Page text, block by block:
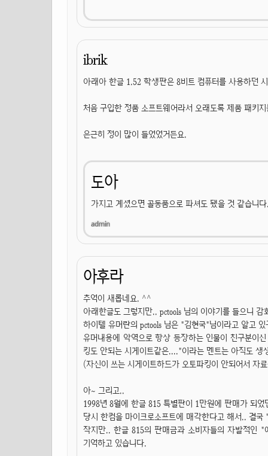
ibrik
아래아 한글 1.52 학생판은 8비트 컴퓨터를 사용하던
처음 구입한 정품 소프트웨어라서 오래도록 제품 패키
은근히 정이 많이 들었었거든요.
도아
가지고 계셨으면 골동품으로 파셔도 됐을 것 같습니
아후라
추억이 새롭네요. ^^
아래한글도 그렇지만.. pctools 님의 이야기를 들으니 감
하이텔 유머란의 pctools 님은 "김현국"님이라고 알고 있
유머내용에 악역으로 항상 등장하는 인물이 친구분이
킹도 안되는 시게이트같은...."이라는 멘트는 아직도 생
(자신이 쓰는 시게이트하드가 오토파킹이 안되어서 자
아~ 그리고..
1998년 8월에 한글 815 특별판이 1만원에 판매가 되었
당시 한컴을 마이크로소프트에 매각한다고 해서.. 결국
작지만.. 한글 815의 판매금과 소비자들의 자발적인
기억하고 있습니다.